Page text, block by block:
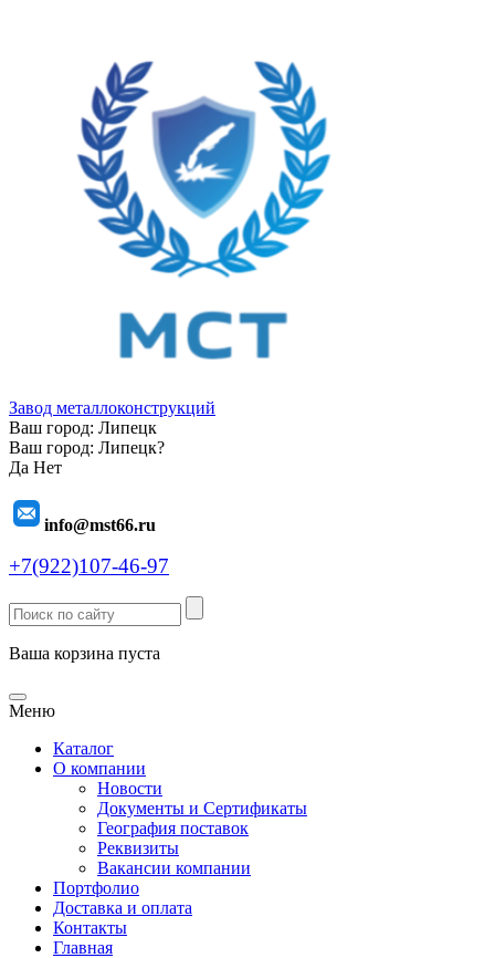
Завод металлоконструкций
Ваш город: Липецк
Ваш город: Липецк?
Да Нет
info@mst66.ru
+7(922)107-46-97
Ваша корзина пуста
Меню
Каталог
О компании
Новости
Документы и Сертификаты
География поставок
Реквизиты
Вакансии компании
Портфолио
Доставка и оплата
Контакты
Главная